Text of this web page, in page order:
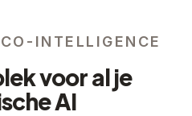
INTELLIGENCE
voor al je
AI